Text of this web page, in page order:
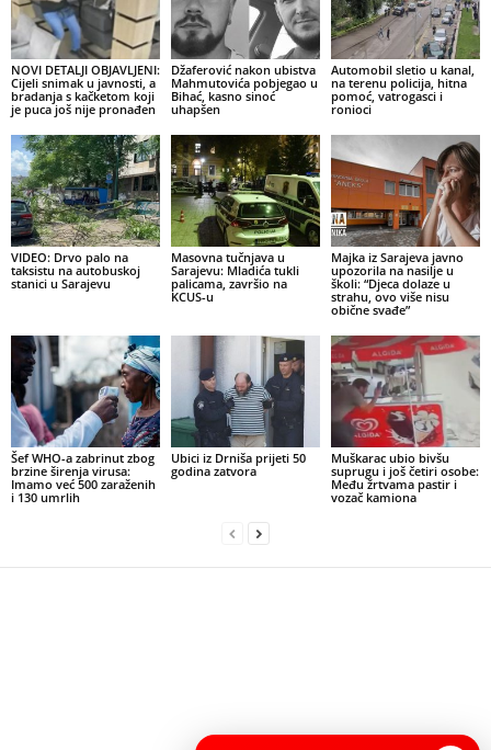
NOVI DETALJI OBJAVLJENI:
Cijeli snimak u javnosti, a
bradanja s kačketom koji
je puca još nije pronađen
Džaferović nakon ubistva
Mahmutovića pobjegao u
Bihać, kasno sinoć
uhapšen
Automobil sletio u kanal,
na terenu policija, hitna
pomoć, vatrogasci i
ronioci
VIDEO: Drvo palo na
taksistu na autobuskoj
stanici u Sarajevu
Masovna tučnjava u
Sarajevu: Mladića tukli
palicama, završio na
KCUS-u
Majka iz Sarajeva javno
upozorila na nasilje u
školi: “Djeca dolaze u
strahu, ovo više nisu
obične svađe”
Šef WHO-a zabrinut zbog
brzine širenja virusa:
Imamo već 500 zaraženih
i 130 umrlih
Ubici iz Drniša prijeti 50
godina zatvora
Muškarac ubio bivšu
suprugu i još četiri osobe:
Među žrtvama pastir i
vozač kamiona